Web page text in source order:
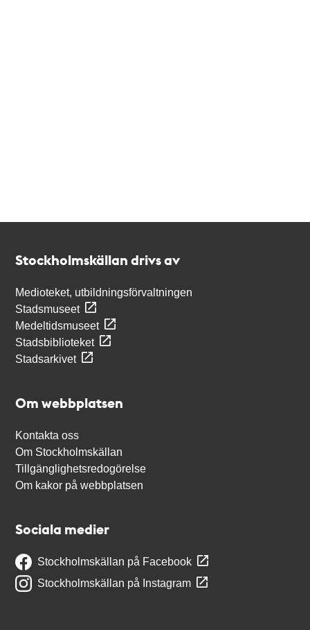
Stockholmskällan drivs av
Medioteket, utbildningsförvaltningen
Stadsmuseet
Medeltidsmuseet
Stadsbiblioteket
Stadsarkivet
Om webbplatsen
Kontakta oss
Om Stockholmskällan
Tillgänglighetsredogörelse
Om kakor på webbplatsen
Sociala medier
Stockholmskällan på Facebook
Stockholmskällan på Instagram